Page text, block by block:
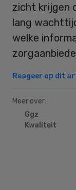
zicht krijgen
lang
welke
Reageer op dit
Meer over:
Ggz
Kwaliteit